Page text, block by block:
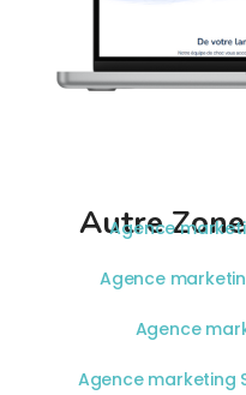
Autre
Agence
Agence
Agence
Agence marketing